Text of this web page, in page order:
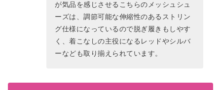
が気品を感じさせるこちらのメッシュシュ
ーズは、調節可能な伸縮性のあるストリン
グ仕様になっているので脱ぎ履きもしやす
く、着こなしの主役になるレッドやシルバ
ーなども取り揃えられています。